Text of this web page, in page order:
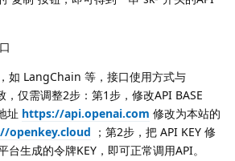
如 LangChain 等，接口使用方式与
仅需调整2步：第1步，修改API BASE
址 https://api.openai.com 修改为本站的
openkey.cloud ；第2步，把 API KEY 修
台生成的令牌KEY，即可正常调用API。